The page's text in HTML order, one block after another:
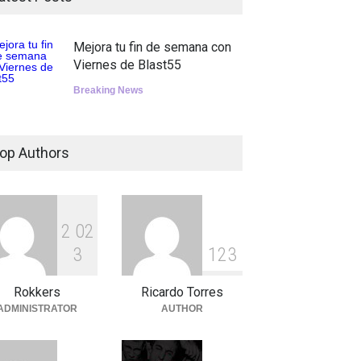
Mejora tu fin de semana con
Viernes de Blast55
Breaking News
Authors
2 02
3
Rokkers
1 23
Ricardo Torres
AUTHOR